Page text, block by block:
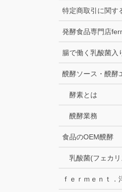
特定商取引に関す
発酵食品専門店
腸で働く乳酸菌入
醗酵ソース・醗酵
酵素とは
醗酵業務
食品のOEM醗酵
乳酸菌(フェカ
ｆｅｒｍｅｎｔ